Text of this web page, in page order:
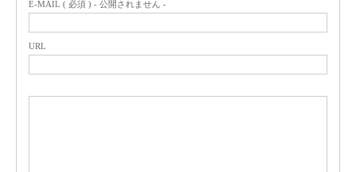
E-MAIL ( 必須 ) - 公開されません -
URL